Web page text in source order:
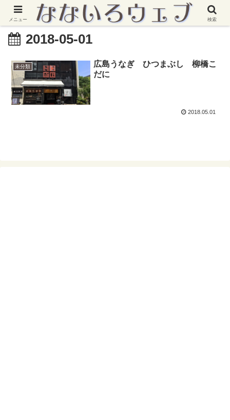
2018-05-01
未分類
広島うなぎ ひつまぶし 柳橋こ
だに
2018.05.01
メニュー 検索